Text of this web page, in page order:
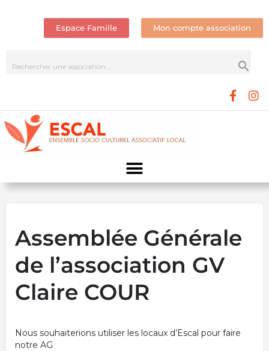
Espace Famille Mon compte association
Assemblée Générale
de l’association GV
Claire COUR
Nous souhaiterions utiliser les locaux d’Escal pour faire
notre AG